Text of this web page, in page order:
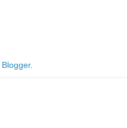
Blogger.